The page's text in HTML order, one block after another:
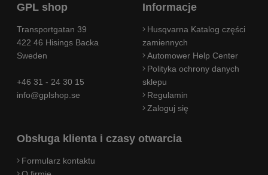
GPL shop
Transportgatan 39
422 46 Hisings Backa
Sweden
+46 31 - 24 30 15
info@gplshop.se
Informacje
Husqvarna Katalog części
zamiennych
Automower Help Center
Polityka ochrony danych
sklepu
Regulamin
Zaloguj się
Obsługa klienta i czasy otwarcia
Formularz kontaktu